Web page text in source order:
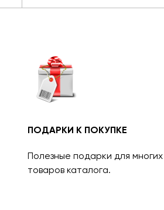
ПОДАРКИ К ПОКУПКЕ
Полезные подарки для многих
товаров каталога.